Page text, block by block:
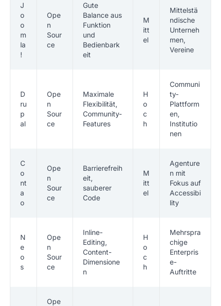
J
o
o
m
la
!
Ope
n
Sour
ce
Gute
Balance aus
Funktion
und
Bedienbark
eit
M
itt
el
Mittelstä
ndische
Unterneh
men,
Vereine
D
ru
p
al
Ope
n
Sour
ce
Maximale
Flexibilität,
Community-
Features
H
o
c
h
Communi
ty-
Plattform
en,
Institutio
nen
C
o
nt
a
o
Ope
n
Sour
ce
Barrierefreih
eit,
sauberer
Code
M
itt
el
Agenture
n mit
Fokus auf
Accessibi
lity
N
e
o
s
Ope
n
Sour
ce
Inline-
Editing,
Content-
Dimensione
n
H
o
c
h
Mehrspra
chige
Enterpris
e-
Auftritte
Ope